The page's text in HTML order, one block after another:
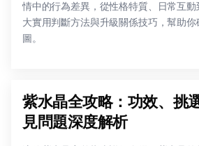
情中的行為差異，從性格特質、日常互動
大實用判斷方法與升級關係技巧，幫助
圖。
紫水晶全攻略：功效、挑
見問題深度解析